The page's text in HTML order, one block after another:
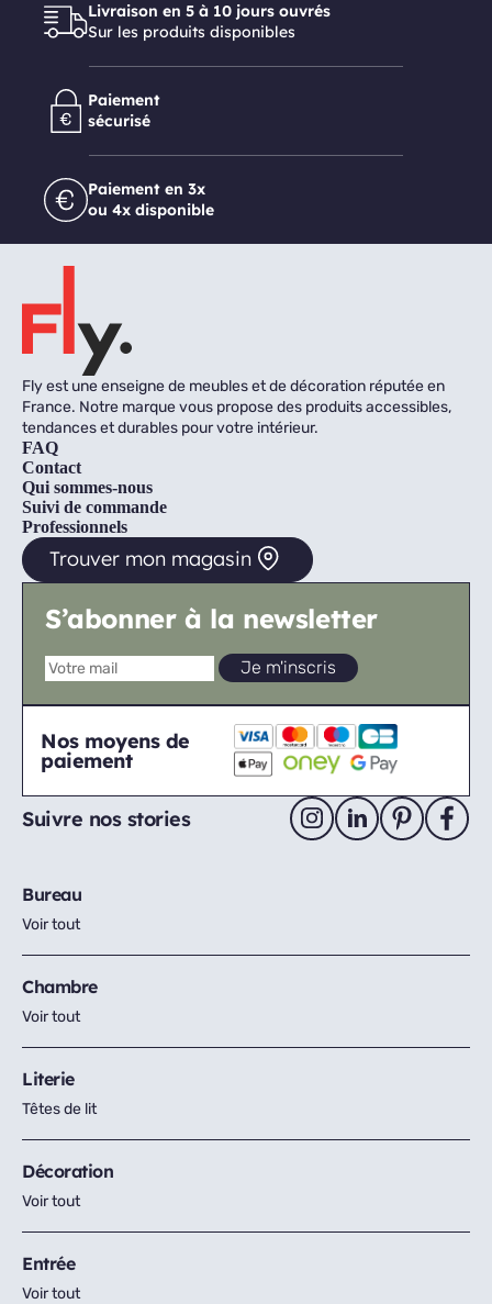
Livraison en 5 à 10 jours ouvrés
Sur les produits disponibles
Paiement
sécurisé
Paiement en 3x
ou 4x disponible
Fly est une enseigne de meubles et de décoration réputée en
France. Notre marque vous propose des produits accessibles,
tendances et durables pour votre intérieur.
FAQ
Contact
Qui sommes-nous
Suivi de commande
Professionnels
Trouver mon magasin
S’abonner à la newsletter
Nos moyens de
paiement
Suivre nos stories
Bureau
Voir tout
Chambre
Voir tout
Literie
Têtes de lit
Décoration
Voir tout
Entrée
Voir tout